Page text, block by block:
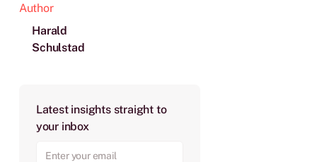
Author
Harald
Schulstad
Latest insights straight to
your inbox